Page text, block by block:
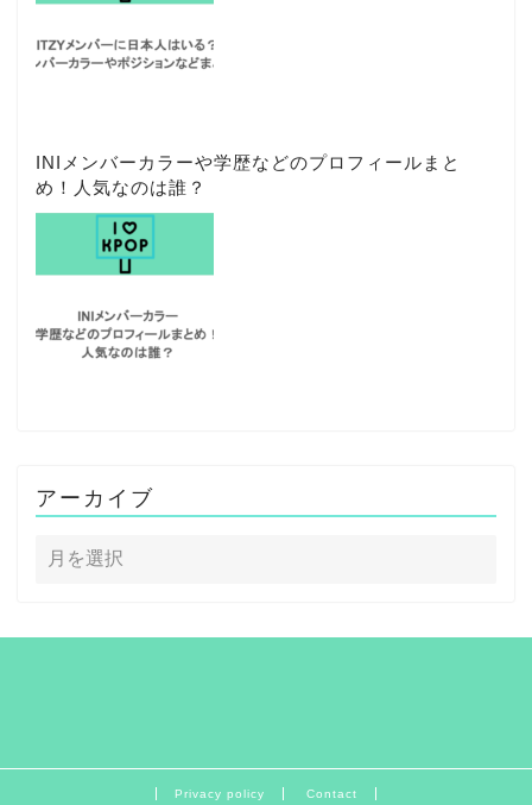
INIメンバーカラーや学歴などのプロフィールまと
め！人気なのは誰？
アーカイブ
Privacy policy Contact